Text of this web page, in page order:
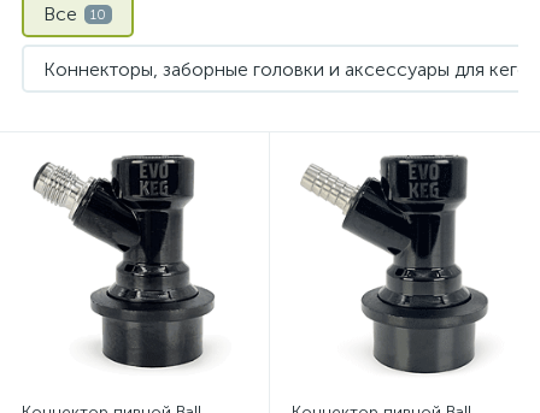
Все 10
Коннекторы, заборные головки и аксессуары для кегов